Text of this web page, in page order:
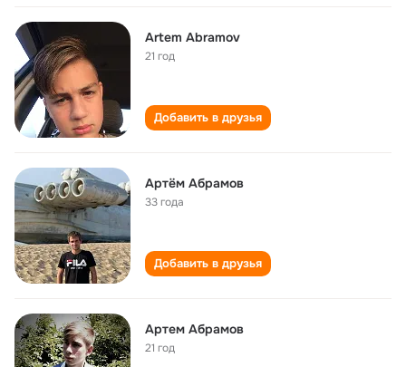
Artem Abramov
21 год
Добавить в друзья
Артём Абрамов
33 года
Добавить в друзья
Артем Абрамов
21 год